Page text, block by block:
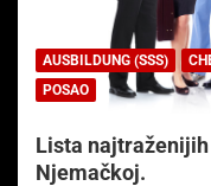
AUSBILDUNG (SSS)
POSAO
Lista
Njemačkoj.